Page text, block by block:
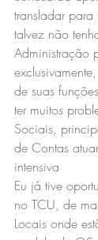
transladar
talvez não
Administração
de suas
ter muitos
Sociais,
de Contas
intensiva
Eu já tive
no TCU, de
Locais onde